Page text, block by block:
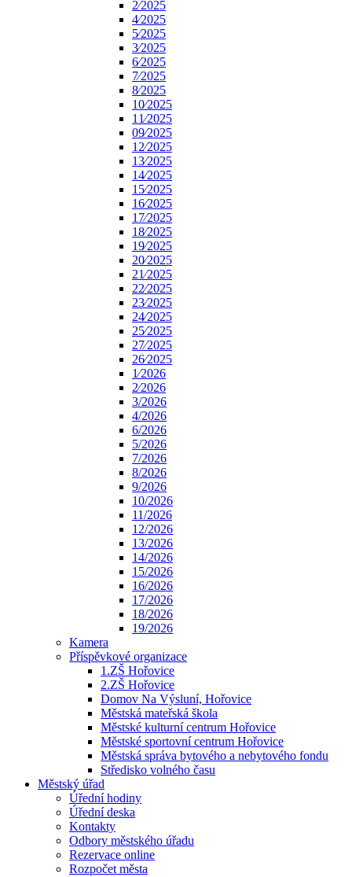
2⁄2025
4⁄2025
5⁄2025
3⁄2025
6⁄2025
7⁄2025
8⁄2025
10⁄2025
11⁄2025
09⁄2025
12⁄2025
13⁄2025
14⁄2025
15⁄2025
16⁄2025
17⁄2025
18⁄2025
19⁄2025
20⁄2025
21⁄2025
22⁄2025
23⁄2025
24⁄2025
25⁄2025
27⁄2025
26⁄2025
1⁄2026
2⁄2026
3/2026
4/2026
6/2026
5/2026
7/2026
8/2026
9/2026
10/2026
11/2026
12/2026
13/2026
14/2026
15/2026
16/2026
17/2026
18/2026
19/2026
Kamera
Příspěvkové organizace
1.ZŠ Hořovice
2.ZŠ Hořovice
Domov Na Výsluní, Hořovice
Městská mateřská škola
Městské kulturní centrum Hořovice
Městské sportovní centrum Hořovice
Městská správa bytového a nebytového fondu
Středisko volného času
Městský úřad
Úřední hodiny
Úřední deska
Kontakty
Odbory městského úřadu
Rezervace online
Rozpočet města